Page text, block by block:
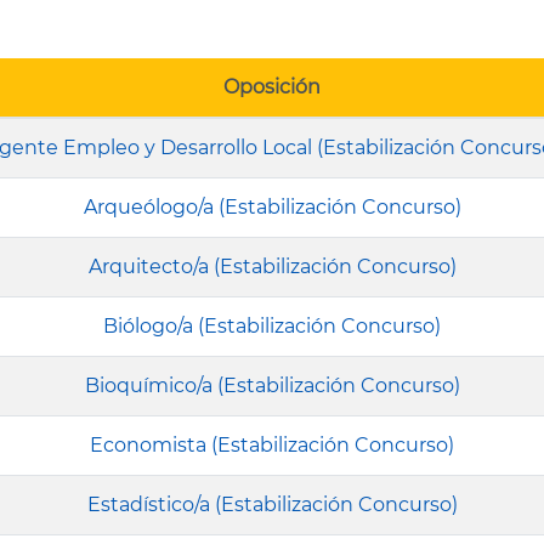
Oposición
Empleo y Desarrollo Local (Estabilización
Arqueólogo/a (Estabilización Concurso)
Arquitecto/a (Estabilización Concurso)
Biólogo/a (Estabilización Concurso)
Bioquímico/a (Estabilización Concurso)
Economista (Estabilización Concurso)
Estadístico/a (Estabilización Concurso)